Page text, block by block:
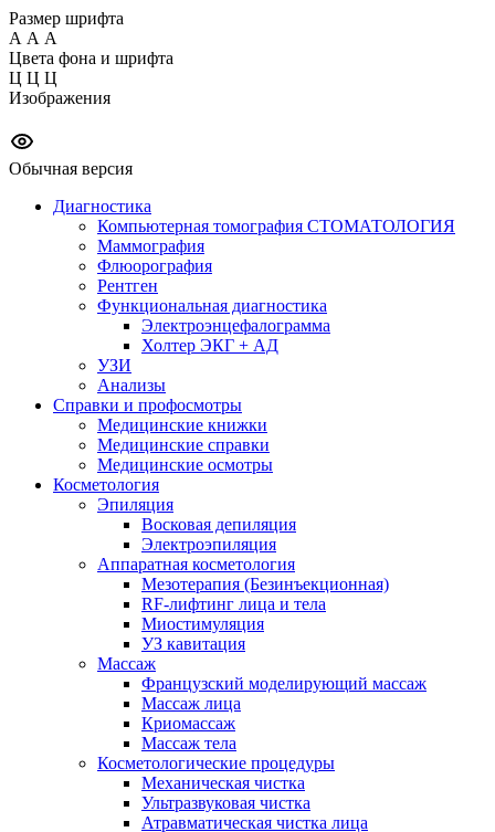
Размер шрифта
А А А
Цвета фона и шрифта
Ц Ц Ц
Изображения
Обычная версия
Диагностика
Компьютерная томография СТОМАТОЛОГИЯ
Маммография
Флюорография
Рентген
Функциональная диагностика
Электроэнцефалограмма
Холтер ЭКГ + АД
УЗИ
Анализы
Справки и профосмотры
Медицинские книжки
Медицинские справки
Медицинские осмотры
Косметология
Эпиляция
Восковая депиляция
Электроэпиляция
Аппаратная косметология
Мезотерапия (Безинъекционная)
RF-лифтинг лица и тела
Миостимуляция
УЗ кавитация
Массаж
Французский моделирующий массаж
Массаж лица
Криомассаж
Массаж тела
Косметологические процедуры
Механическая чистка
Ультразвуковая чистка
Атравматическая чистка лица